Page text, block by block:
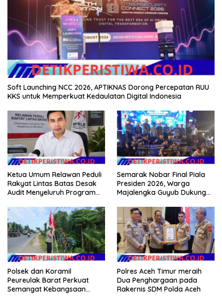
Soft Launching NCC 2026, APTIKNAS Dorong Percepatan RUU
KKS untuk Memperkuat Kedaulatan Digital Indonesia
Ketua Umum Relawan Peduli
Rakyat Lintas Batas Desak
Audit Menyeluruh Program
Pertanyakan Efektivitas
Kinerja Dinas Pertanian
Semarak Nobar Final Piala
Presiden 2026, Warga
Majalengka Guyub Dukung
Kahayang
Polsek dan Koramil
Peureulak Barat Perkuat
Semangat Kebangsaan
Polres Aceh Timur meraih
Dua Penghargaan pada
Rakernis SDM Polda Aceh